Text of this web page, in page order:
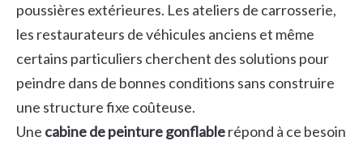
poussières extérieures. Les ateliers de carrosserie,
les restaurateurs de véhicules anciens et même
certains particuliers cherchent des solutions pour
peindre dans de bonnes conditions sans construire
une structure fixe coûteuse.
Une cabine de peinture gonflablerépond à ce besoin